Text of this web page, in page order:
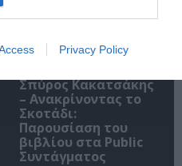
Privacy Policy
Σπύρος Κακατσάκης
– Ανακρίνοντας το
Σκοτάδι:
Παρουσίαση του
βιβλίου στα Public
Συντάγματος